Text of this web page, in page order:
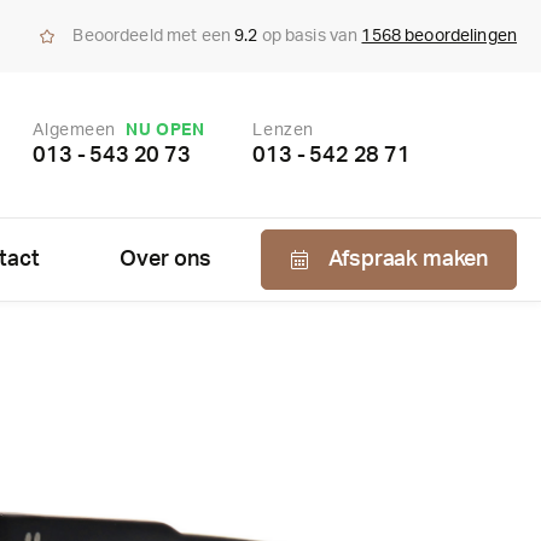
Beoordeeld met een9.2 op basis van 1568 beoordelingen
Algemeen NU OPEN
013 - 543 20 73
Lenzen
013 - 542 28 71
Over ons Afspraak maken
bepaling